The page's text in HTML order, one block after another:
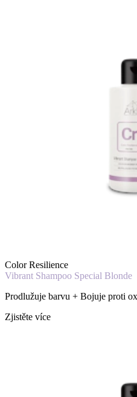
Color Resilience
Vibrant Shampoo Special Blonde
Prodlužuje barvu + Bojuje proti
Zjistěte více